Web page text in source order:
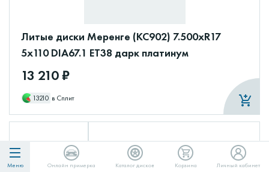
Литые диски Меренге (КС902) 7.500xR17
5x110 DIA67.1 ET38 дарк платинум
13 210 ₽
13210 в Сплит
Меню Онлайн примерка Каталог дисков Корзина Личный кабинет